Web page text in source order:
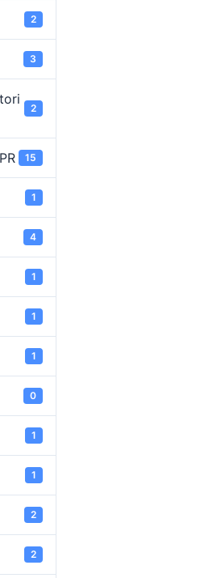
2
3
2
15
1
4
1
1
1
0
1
1
2
2